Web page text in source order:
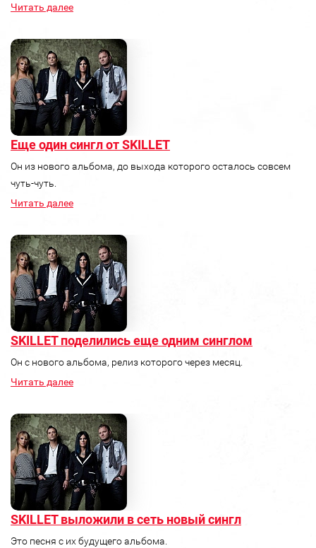
Читать далее
Еще один сингл от SKILLET
Он из нового альбома, до выхода которого осталось совсем
чуть-чуть.
Читать далее
SKILLET поделились еще одним синглом
Он с нового альбома, релиз которого через месяц.
Читать далее
SKILLET выложили в сеть новый сингл
Это песня с их будущего альбома.